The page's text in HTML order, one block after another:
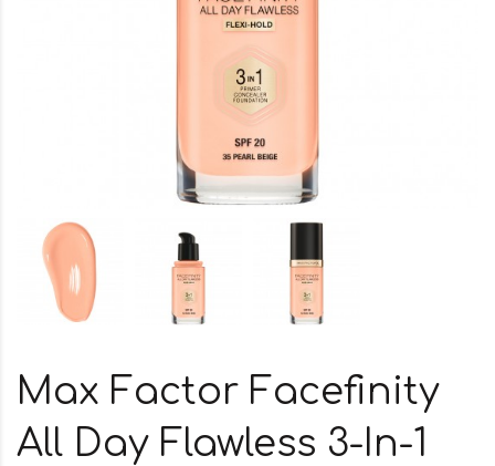
Max Factor Facefinity
All Day Flawless 3-In-1